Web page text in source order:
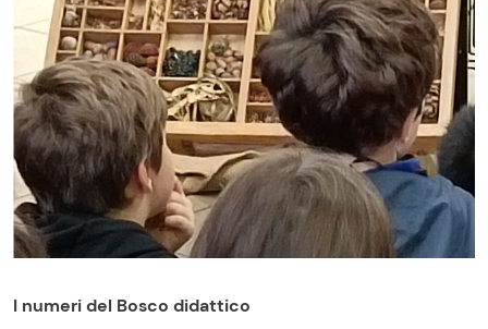
I numeri del Bosco didattico